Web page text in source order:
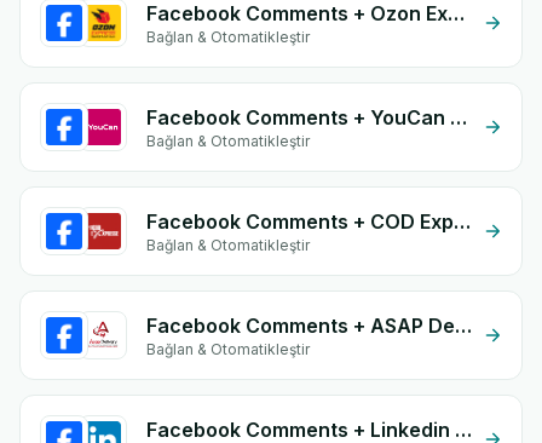
Facebook Comments + Ozon Express
Bağlan & Otomatikleştir
Facebook Comments + YouCan Ship
Bağlan & Otomatikleştir
Facebook Comments + COD Expresse
Bağlan & Otomatikleştir
Facebook Comments + ASAP Delivery
Bağlan & Otomatikleştir
Facebook Comments + Linkedin form